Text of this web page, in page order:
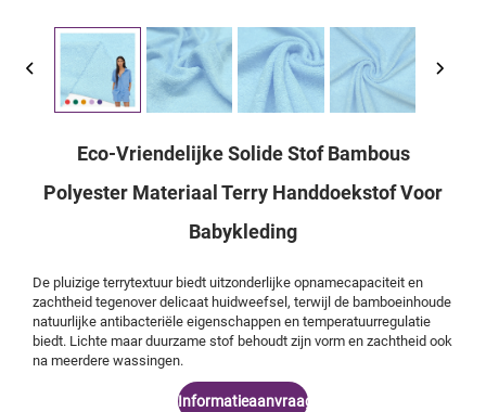
Eco-Vriendelijke Solide Stof Bambous
Polyester Materiaal Terry Handdoekstof Voor
Babykleding
De pluizige terrytextuur biedt uitzonderlijke opnamecapaciteit en
zachtheid tegenover delicaat huidweefsel, terwijl de bamboeinhoude
natuurlijke antibacteriële eigenschappen en temperatuurregulatie
biedt. Lichte maar duurzame stof behoudt zijn vorm en zachtheid ook
na meerdere wassingen.
Informatieaanvraag